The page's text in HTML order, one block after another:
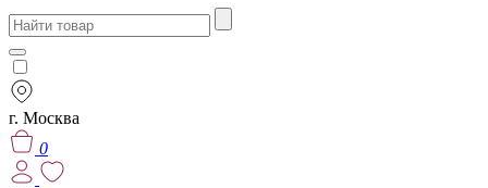
г. Москва
0